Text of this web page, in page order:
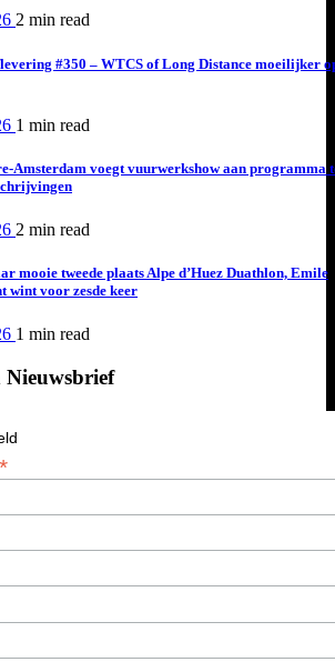
2 min read
#350 – WTCS of Long Distance moeilijker
1 min read
Amsterdam voegt vuurwerkshow aan programma
2 min read
mooie tweede plaats Alpe d’Huez Duathlon, Emile
wint voor zesde keer
1 min read
Nieuwsbrief
*